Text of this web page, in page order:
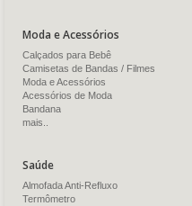
Moda e Acessórios
Calçados para Bebê
Camisetas de Bandas / Filmes
Moda e Acessórios
Acessórios de Moda
Bandana
mais..
Saúde
Almofada Anti-Refluxo
Termômetro